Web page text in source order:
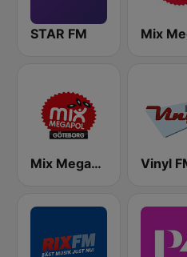
STAR FM
Mix Megapol Göteborg